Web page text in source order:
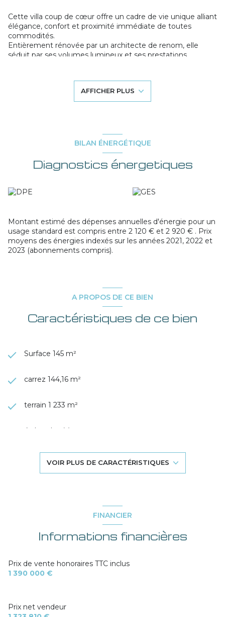
Cette villa coup de cœur offre un cadre de vie unique alliant
élégance, confort et proximité immédiate de toutes
commodités.
Entièrement rénovée par un architecte de renom, elle
séduit par ses volumes lumineux et ses prestations
cheminée, une cuisine séparée, bien aménagée et
équipée, un espace nuit composé de 3 chambres
confortables, un grand dressing et une salle d’eau, et à
Zone soumise à une obligation légale de
débroussaillement.
exposé sont disponibles sur le site
Géorisques
AFFICHER PLUS
BILAN ÉNERGÉTIQUE
Diagnostics énergetiques
Montant estimé des dépenses annuelles d'énergie pour un
usage standard est compris entre 2 120 € et 2 920 € . Prix
moyens des énergies indexés sur les années 2021, 2022 et
2023 (abonnements compris).
A PROPOS DE CE BIEN
Caractéristiques de ce bien
Surface 145 m²
carrez 144,16 m²
terrain 1 233 m²
4 chambre(s)
cuisine séparée (équipée)
Chauffage individuel : chaudière (gaz)
exposition Sud-Ouest
VOIR PLUS DE CARACTÉRISTIQUES
FINANCIER
Informations financières
Prix de vente honoraires TTC inclus
1 390 000 €
Prix net vendeur